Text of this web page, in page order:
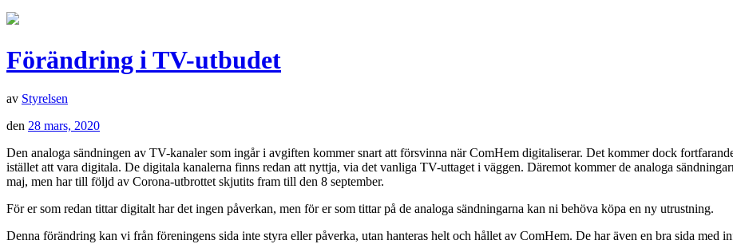
Förändring i TV-utbudet
av Styrelsen
den 28 mars, 2020
Den analoga sändningen av TV-kanaler som ingår i avgiften kommer snart att försvinna när ComHem digitaliserar. Det kommer dock
istället att vara digitala. De digitala kanalerna finns redan att nyttja, via det vanliga TV-uttaget i väggen. Däremot kommer de analoga
maj, men har till följd av Corona-utbrottet skjutits fram till den 8 september.
För er som redan tittar digitalt har det ingen påverkan, men för er som tittar på de analoga sändningarna kan ni behöva köpa en ny utrustning.
Denna förändring kan vi från föreningens sida inte styra eller påverka, utan hanteras helt och hållet av ComHem. De har även en bra sida med